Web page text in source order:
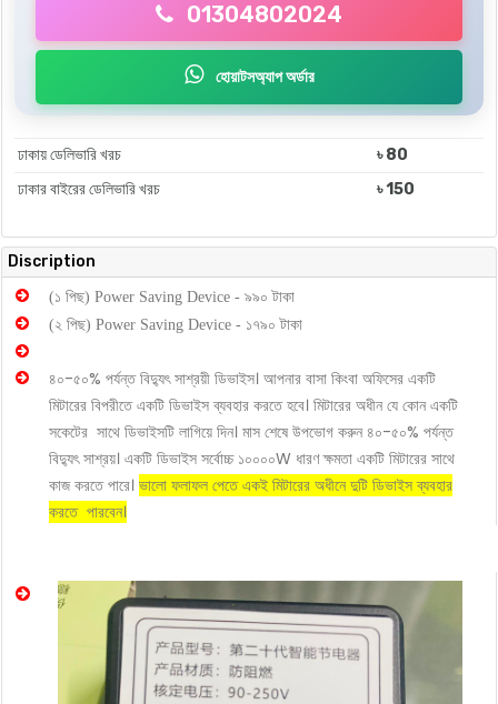
01304802024
হোয়াটসঅ্যাপ অর্ডার
ঢাকায় ডেলিভারি খরচ
৳ 80
ঢাকার বাইরের ডেলিভারি খরচ
৳ 150
Discription
(১ পিছ) Power Saving Device - ৯৯০ টাকা
(২ পিছ) Power Saving Device - ১৭৯০ টাকা
৪০-৫০% পর্যন্ত বিদ্যুৎ সাশ্রয়ী ডিভাইস। আপনার বাসা কিংবা অফিসের একটি
মিটারের বিপরীতে একটি ডিভাইস ব্যবহার করতে হবে। মিটারের অধীন যে কোন একটি
সকেটের সাথে ডিভাইসটি লাগিয়ে দিন। মাস শেষে উপভোগ করুন ৪০-৫০% পর্যন্ত
বিদ্যুৎ সাশ্রয়। একটি ডিভাইস সর্বোচ্চ ১০০০০W ধারণ ক্ষমতা একটি মিটারের সাথে
কাজ করতে পারে। ভালো ফলাফল পেতে একই মিটারের অধীনে দুটি ডিভাইস ব্যবহার
করতে পারবেন।